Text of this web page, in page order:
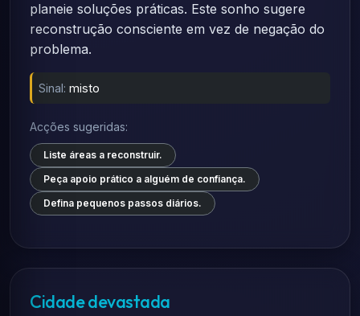
planeie soluções práticas. Este sonho sugere
reconstrução consciente em vez de negação do
problema.
Sinal: misto
Acções sugeridas:
Liste áreas a reconstruir.
Peça apoio prático a alguém de confiança.
Defina pequenos passos diários.
Cidade devastada